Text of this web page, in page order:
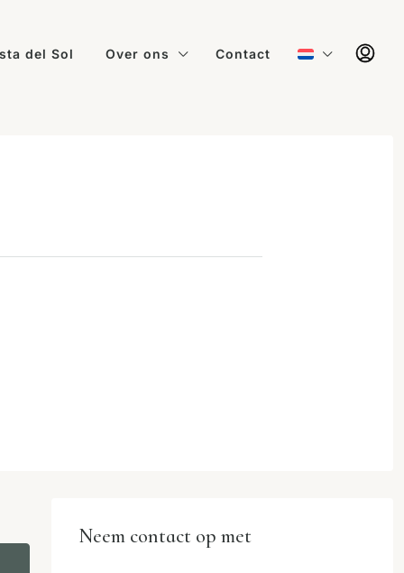
del Sol Over ons Contact
Neem contact op met